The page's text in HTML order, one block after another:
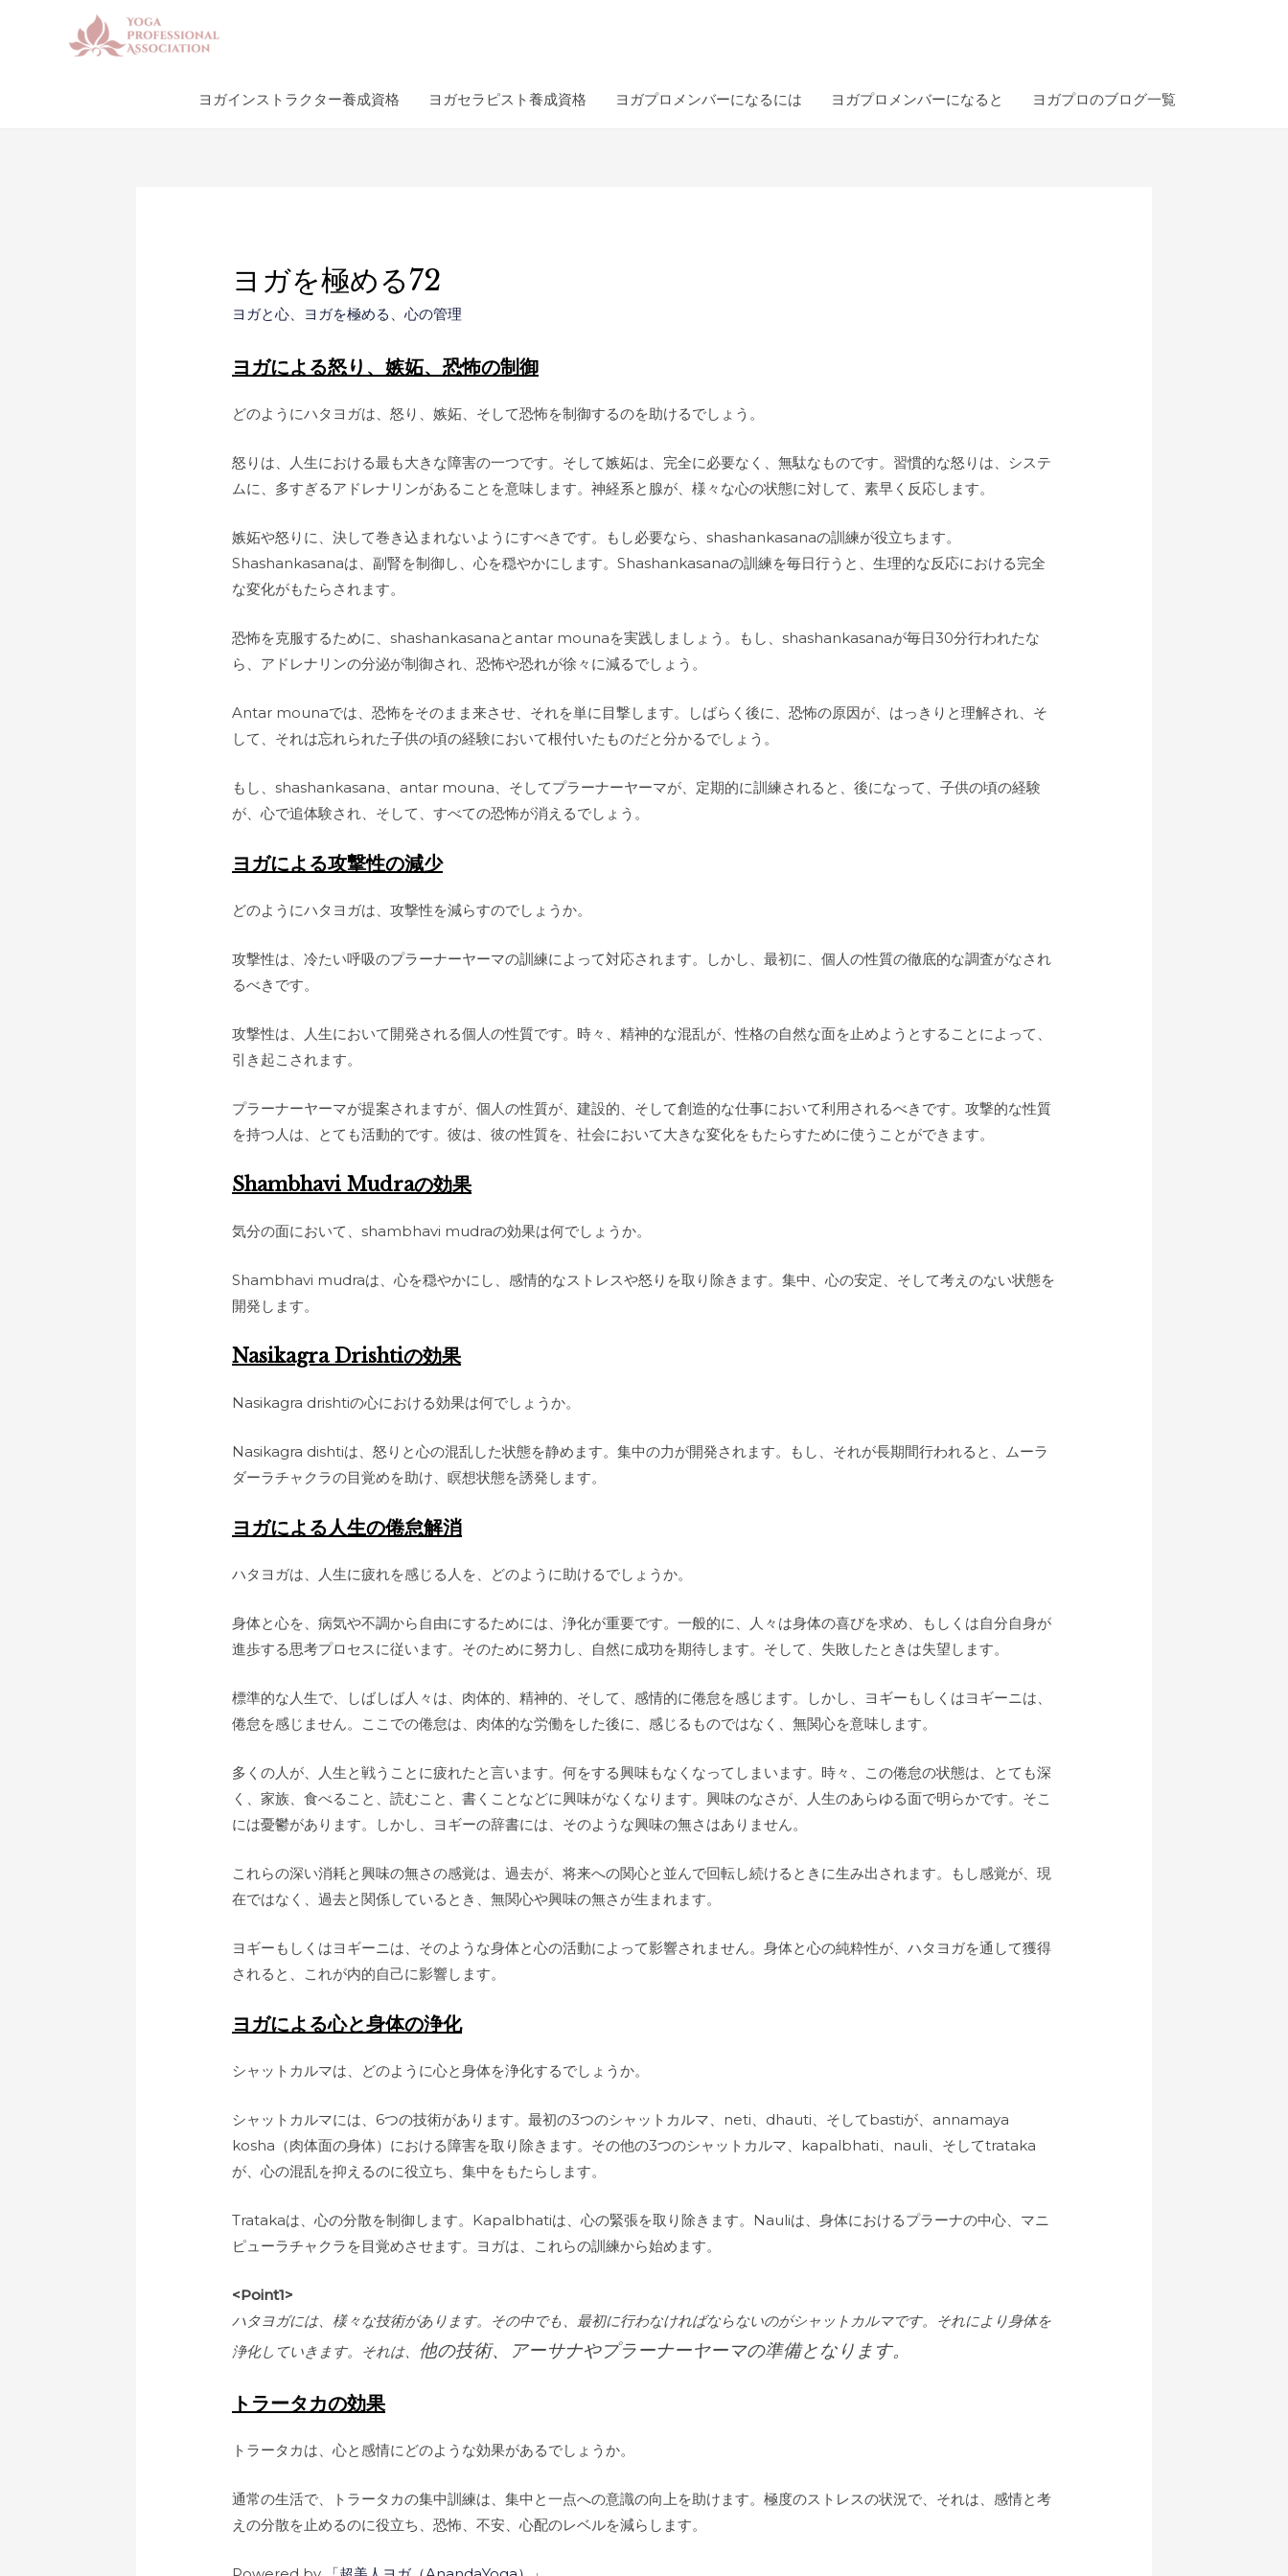
ヨガインストラクター養成資格 ヨガセラピスト養成資格 ヨガプロメンバーになるには ヨガプロメンバーになると ヨガプロのブログ一覧
ヨガを極める72
ヨガと心、 ヨガを極める 、心の管理
ヨガによる怒り、嫉妬、恐怖の制御
どのようにハタヨガは、怒り、嫉妬、そして恐怖を制御するのを助けるでしょう。
怒りは、人生における最も大きな障害の一つです。そして嫉妬は、完全に必要なく、無駄なものです。習慣的な怒りは、システ
ムに、多すぎるアドレナリンがあることを意味します。神経系と腺が、様々な心の状態に対して、素早く反応します。
嫉妬や怒りに、決して巻き込まれないようにすべきです。もし必要なら、shashankasanaの訓練が役立ちます。
Shashankasanaは、副腎を制御し、心を穏やかにします。Shashankasanaの訓練を毎日行うと、生理的な反応における完全
な変化がもたらされます。
恐怖を克服するために、shashankasanaとantar mounaを実践しましょう。もし、shashankasanaが毎日30分行われたな
ら、アドレナリンの分泌が制御され、恐怖や恐れが徐々に減るでしょう。
Antar mounaでは、恐怖をそのまま来させ、それを単に目撃します。しばらく後に、恐怖の原因が、はっきりと理解され、そ
して、それは忘れられた子供の頃の経験において根付いたものだと分かるでしょう。
もし、shashankasana、antar mouna、そしてプラーナーヤーマが、定期的に訓練されると、後になって、子供の頃の経験
が、心で追体験され、そして、すべての恐怖が消えるでしょう。
ヨガによる攻撃性の減少
どのようにハタヨガは、攻撃性を減らすのでしょうか。
攻撃性は、冷たい呼吸のプラーナーヤーマの訓練によって対応されます。しかし、最初に、個人の性質の徹底的な調査がなされ
るべきです。
攻撃性は、人生において開発される個人の性質です。時々、精神的な混乱が、性格の自然な面を止めようとすることによって、
引き起こされます。
プラーナーヤーマが提案されますが、個人の性質が、建設的、そして創造的な仕事において利用されるべきです。攻撃的な性質
を持つ人は、とても活動的です。彼は、彼の性質を、社会において大きな変化をもたらすために使うことができます。
Shambhavi Mudraの効果
気分の面において、shambhavi mudraの効果は何でしょうか。
Shambhavi mudraは、心を穏やかにし、感情的なストレスや怒りを取り除きます。集中、心の安定、そして考えのない状態を
開発します。
Nasikagra Drishtiの効果
Nasikagra drishtiの心における効果は何でしょうか。
Nasikagra dishtiは、怒りと心の混乱した状態を静めます。集中の力が開発されます。もし、それが長期間行われると、ムーラ
ダーラチャクラの目覚めを助け、瞑想状態を誘発します。
ヨガによる人生の倦怠解消
ハタヨガは、人生に疲れを感じる人を、どのように助けるでしょうか。
身体と心を、病気や不調から自由にするためには、浄化が重要です。一般的に、人々は身体の喜びを求め、もしくは自分自身が
進歩する思考プロセスに従います。そのために努力し、自然に成功を期待します。そして、失敗したときは失望します。
標準的な人生で、しばしば人々は、肉体的、精神的、そして、感情的に倦怠を感じます。しかし、ヨギーもしくはヨギーニは、
倦怠を感じません。ここでの倦怠は、肉体的な労働をした後に、感じるものではなく、無関心を意味します。
多くの人が、人生と戦うことに疲れたと言います。何をする興味もなくなってしまいます。時々、この倦怠の状態は、とても深
く、家族、食べること、読むこと、書くことなどに興味がなくなります。興味のなさが、人生のあらゆる面で明らかです。そこ
には憂鬱があります。しかし、ヨギーの辞書には、そのような興味の無さはありません。
これらの深い消耗と興味の無さの感覚は、過去が、将来への関心と並んで回転し続けるときに生み出されます。もし感覚が、現
在ではなく、過去と関係しているとき、無関心や興味の無さが生まれます。
ヨギーもしくはヨギーニは、そのような身体と心の活動によって影響されません。身体と心の純粋性が、ハタヨガを通して獲得
されると、これが内的自己に影響します。
ヨガによる心と身体の浄化
シャットカルマは、どのように心と身体を浄化するでしょうか。
シャットカルマには、6つの技術があります。最初の3つのシャットカルマ、neti、dhauti、そしてbastiが、annamaya
kosha（肉体面の身体）における障害を取り除きます。その他の3つのシャットカルマ、kapalbhati、nauli、そしてtrataka
が、心の混乱を抑えるのに役立ち、集中をもたらします。
Tratakaは、心の分散を制御します。Kapalbhatiは、心の緊張を取り除きます。Nauliは、身体におけるプラーナの中心、マニ
ピューラチャクラを目覚めさせます。ヨガは、これらの訓練から始めます。
<Point1>
ハタヨガには、様々な技術があります。その中でも、最初に行わなければならないのがシャットカルマです。それにより身体を
浄化していきます。それは、
他の技術、アーサナやプラーナーヤーマの準備となります。
トラータカの効果
トラータカは、心と感情にどのような効果があるでしょうか。
通常の生活で、トラータカの集中訓練は、集中と一点への意識の向上を助けます。極度のストレスの状況で、それは、感情と考
えの分散を止めるのに役立ち、恐怖、不安、心配のレベルを減らします。